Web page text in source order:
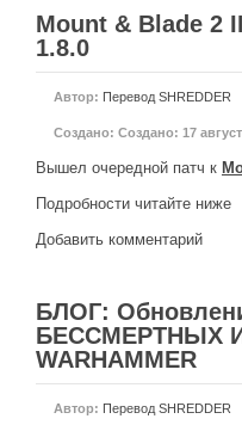
НОВОСТИ
Новости Total War: Attila
Новости Total War: Rome 2
ОБЩИЕ СТАТЬИ
МОДЫ
Моддинг Empire
Mount & Blade 2
1.8.0
Автор: Перевод SHREDDER
Создано: Создано: 17
Вышел очередной патч к
Подробности читайте ниже
Добавить комментарий
БЛОГ:
БЕССМЕРТНЫХ
WARHAMMER
Автор: Перевод SHREDDER